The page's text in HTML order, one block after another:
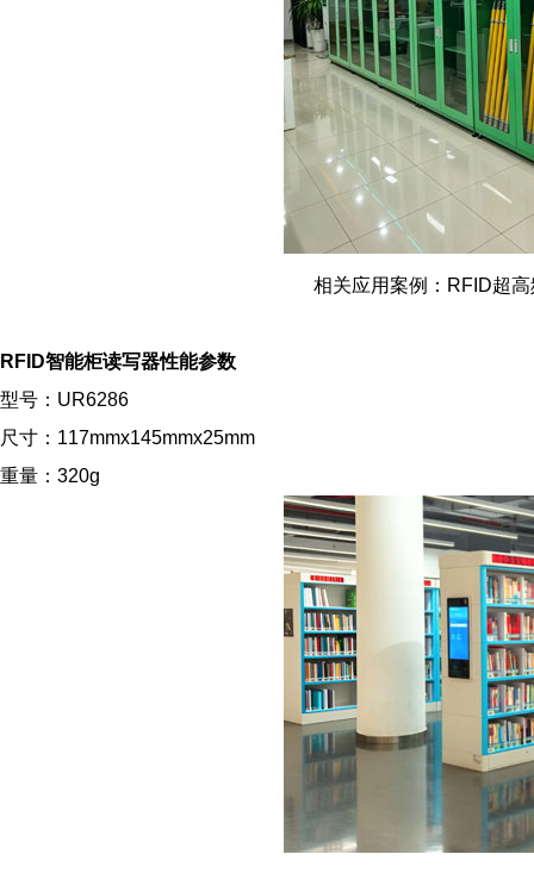
相关应用案例：RFID超
RFID智能柜读写器性能参数
型号：UR6286
尺寸：117mmx145mmx25mm
重量：320g